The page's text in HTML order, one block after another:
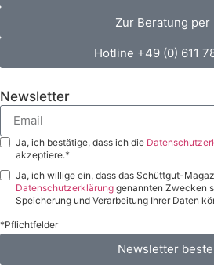
Zur Beratung per
Hotline +49 (0) 611
Newsletter
Ja, ich bestätige, dass ich die
akzeptiere.*
Ja, ich willige ein, dass das Schüttgut-
Datenschutzerklärung genannten Zwecken
Speicherung und Verarbeitung Ihrer Daten
*Pflichtfelder
Newsletter